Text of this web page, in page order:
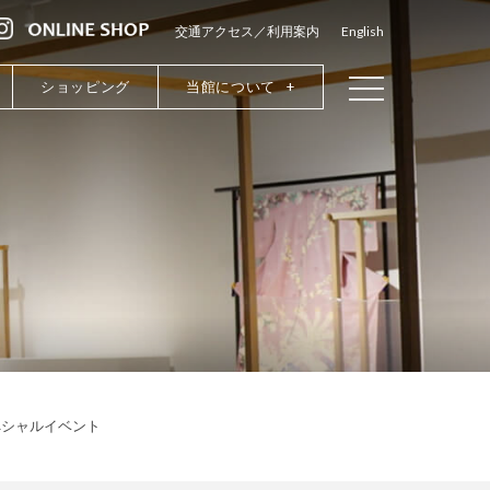
交通アクセス／利用案内 English
ショッピング 当館について
ャルイベント